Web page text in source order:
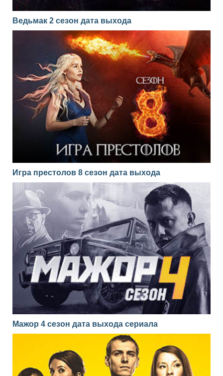
Ведьмак 2 сезон дата выхода
Игра престолов 8 сезон дата выхода
Мажор 4 сезон дата выхода сериала